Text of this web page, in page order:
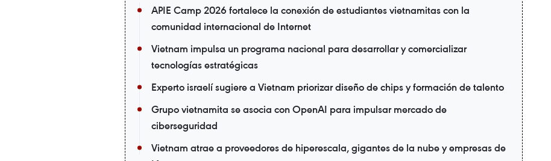
APIE Camp 2026 fortalece la conexión de estudiantes vietnamitas con la
comunidad internacional de Internet
Vietnam impulsa un programa nacional para desarrollar y comercializar
tecnologías estratégicas
Experto israelí sugiere a Vietnam priorizar diseño de chips y formación de talento
Grupo vietnamita se asocia con OpenAI para impulsar mercado de
ciberseguridad
Vietnam atrae a proveedores de hiperescala, gigantes de la nube y empresas de